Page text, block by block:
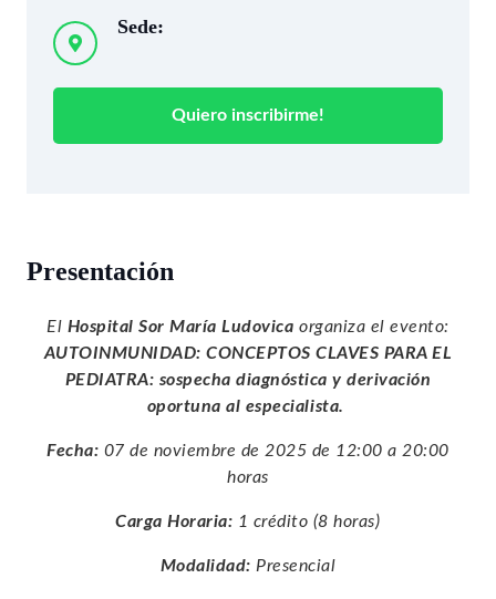
Sede:
Quiero inscribirme!
Presentación
El Hospital Sor María Ludovica organiza el evento:
AUTOINMUNIDAD: CONCEPTOS CLAVES PARA EL
PEDIATRA: sospecha diagnóstica y derivación
oportuna al especialista.
Fecha: 07 de noviembre de 2025 de 12:00 a 20:00
horas
Carga Horaria: 1 crédito (8 horas)
Modalidad: Presencial